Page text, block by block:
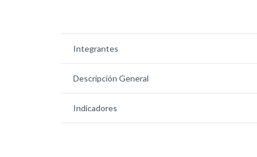
Integrantes
Descripción General
Indicadores